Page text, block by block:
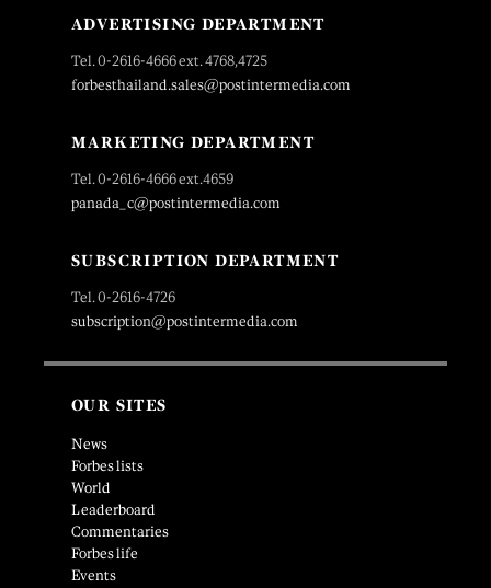
ADVERTISING DEPARTMENT
Tel. 0-2616-4666 ext. 4768,4725
forbesthailand.sales@postintermedia.com
MARKETING DEPARTMENT
Tel. 0-2616-4666 ext.4659
panada_c@postintermedia.com
SUBSCRIPTION DEPARTMENT
Tel. 0-2616-4726
subscription@postintermedia.com
OUR SITES
News
Forbes lists
World
Leaderboard
Commentaries
Forbes life
Events